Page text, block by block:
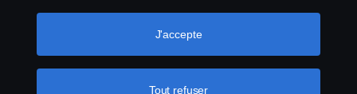
Vous pouvez également gérer vos cookies en cliquant
sur "Paramètres des cookies" et en sélectionnant les
Tout refuser
J'accepte